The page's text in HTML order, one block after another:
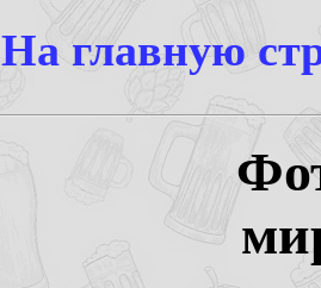
На главную